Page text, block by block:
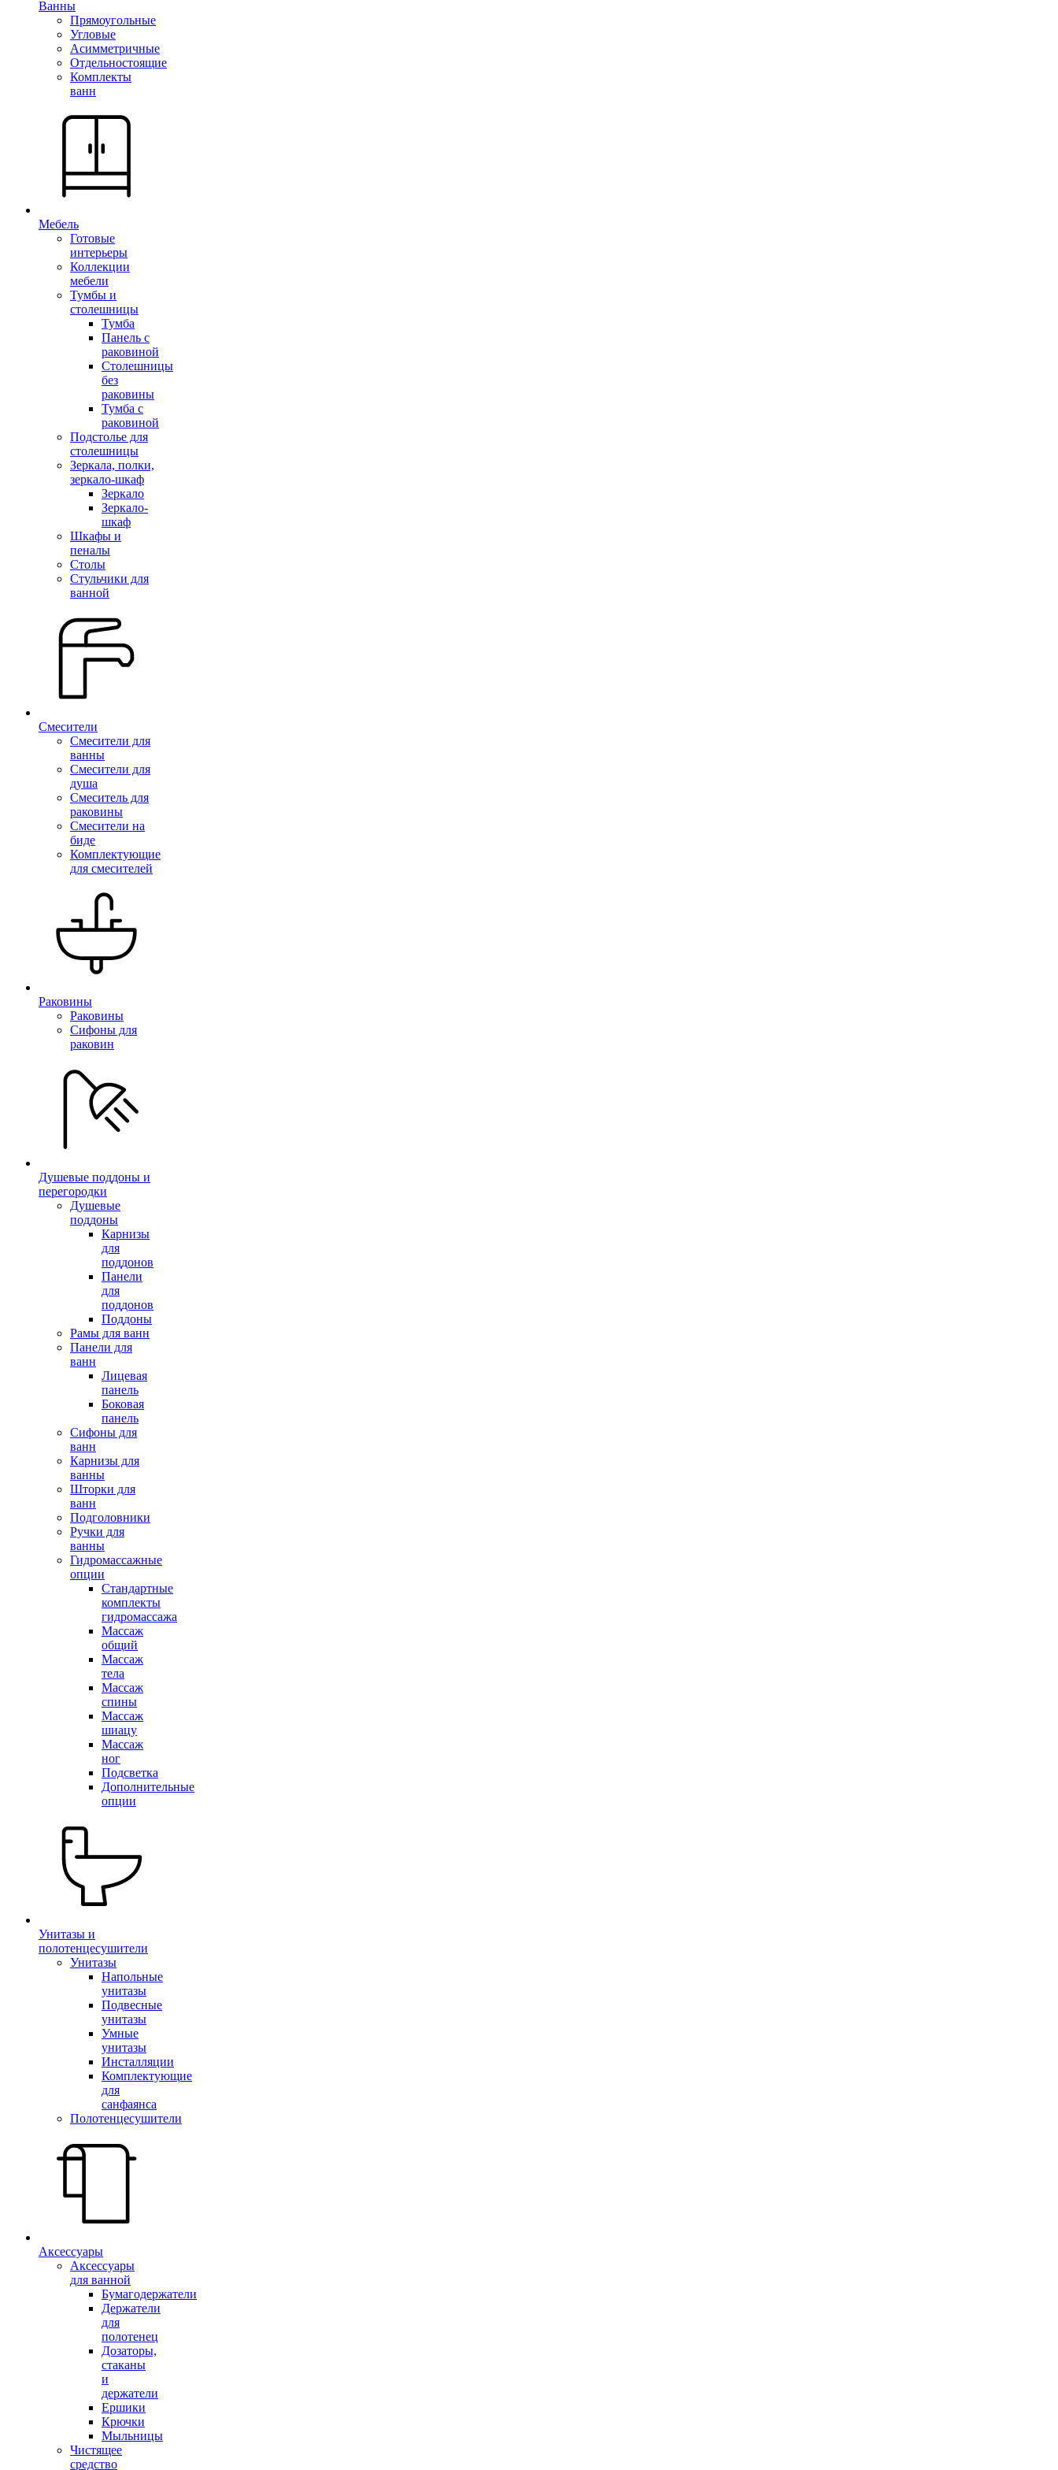
Ванны
Прямоугольные
Угловые
Асимметричные
Отдельностоящие
Комплекты
ванн
Мебель
Готовые
интерьеры
Коллекции
мебели
Тумбы и
столешницы
Тумба
Панель с
раковиной
Столешницы
без
раковины
Тумба с
раковиной
Подстолье для
столешницы
Зеркала, полки,
зеркало-шкаф
Зеркало
Зеркало-
шкаф
Шкафы и
пеналы
Столы
Стульчики для
ванной
Смесители
Смесители для
ванны
Смесители для
душа
Смеситель для
раковины
Смесители на
биде
Комплектующие
для смесителей
Раковины
Раковины
Сифоны для
раковин
Душевые поддоны и
перегородки
Душевые
поддоны
Карнизы
для
поддонов
Панели
для
поддонов
Поддоны
Рамы для ванн
Панели для
ванн
Лицевая
панель
Боковая
панель
Сифоны для
ванн
Карнизы для
ванны
Шторки для
ванн
Подголовники
Ручки для
ванны
Гидромассажные
опции
Стандартные
комплекты
гидромассажа
Массаж
общий
Массаж
тела
Массаж
спины
Массаж
шиацу
Массаж
ног
Подсветка
Дополнительные
опции
Унитазы и
полотенцесушители
Унитазы
Напольные
унитазы
Подвесные
унитазы
Умные
унитазы
Инсталляции
Комплектующие
для
санфаянса
Полотенцесушители
Аксессуары
Аксессуары
для ванной
Бумагодержатели
Держатели
для
полотенец
Дозаторы,
стаканы
и
держатели
Ершики
Крючки
Мыльницы
Чистящее
средство